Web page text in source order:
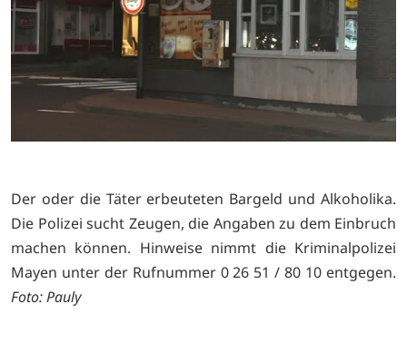
Der oder die Täter erbeuteten Bargeld und Alkoholika.
Die Polizei sucht Zeugen, die Angaben zu dem Einbruch
machen können. Hinweise nimmt die Kriminalpolizei
Mayen unter der Rufnummer 0 26 51 / 80 10 entgegen.
Foto: Pauly